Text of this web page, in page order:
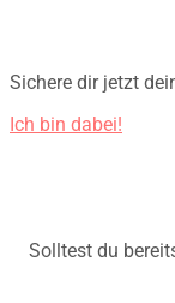
Sichere dir jetzt
Ich bin dabei!
Solltest du